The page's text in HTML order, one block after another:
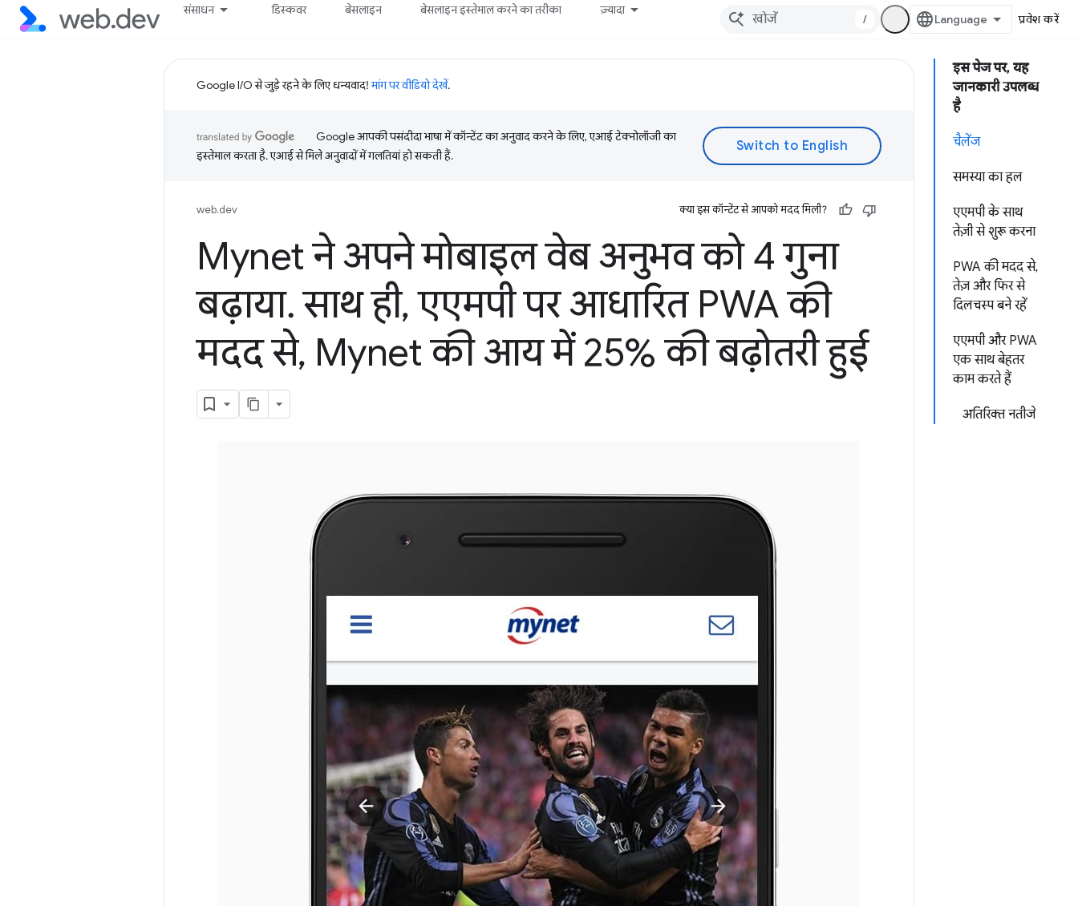
संसाधन डिस्कवर बेसलाइन बेसलाइन इस्तेमाल करने का तरीका ज़्यादा
/ प्रवेश करें
इस पेज पर, यह
जानकारी उपलब्ध
है
चैलेंज
समस्या का हल
एएमपी के साथ
तेज़ी से शुरू करना
PWA की मदद से,
तेज़ और फिर से
दिलचस्प बने रहें
एएमपी और PWA
एक साथ बेहतर
काम करते हैं
अतिरिक्त नतीजे
Google I/O से जुड़े रहने के लिए धन्यवाद!मांग पर वीडियो देखें.
Google आपकी पसंदीदा भाषा में कॉन्टेंट का अनुवाद करने के लिए, एआई टेक्नोलॉजी का
इस्तेमाल करता है. एआई से मिले अनुवादों में गलतियां हो सकती हैं.
web.dev क्या इस कॉन्टेंट से आपको मदद मिली?
Mynet ने अपने मोबाइल वेब अनुभव को 4 गुना
बढ़ाया.साथ ही,एएमपी पर आधारित PWA की
मदद से, Mynet की आय में 25% की बढ़ोतरी हुई